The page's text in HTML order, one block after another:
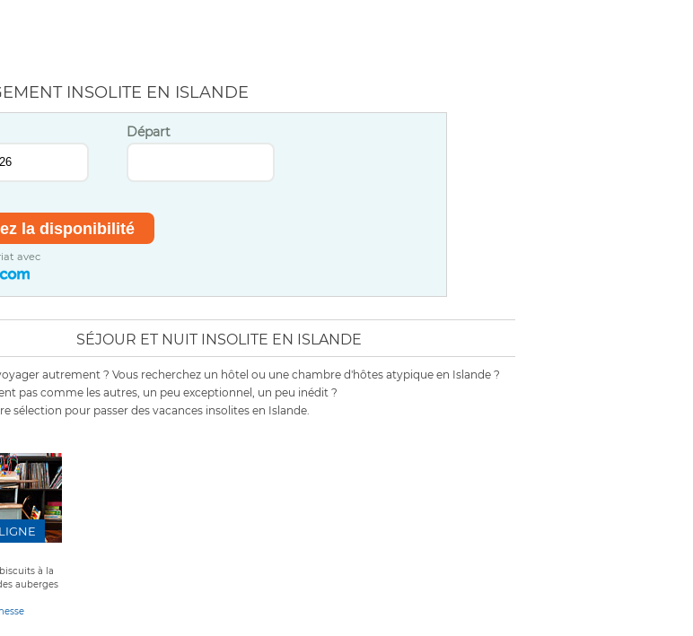
INSOLITE EN ISLANDE
Départ
avec
SÉJOUR ET NUIT INSOLITE EN ISLANDE
autrement ? Vous recherchez un hôtel ou une chambre d'hôtes atypique en Islande ?
pas comme les autres, un peu exceptionnel, un peu inédit ?
sélection pour passer des vacances insolites en Islande.
à la
auberges